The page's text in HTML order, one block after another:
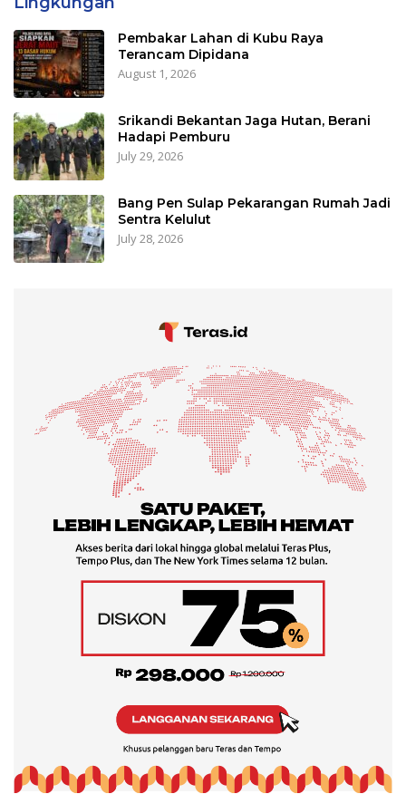
Pembakar Lahan di Kubu Raya
Terancam Dipidana
August 1, 2026
Srikandi Bekantan Jaga Hutan, Berani
Hadapi Pemburu
July 29, 2026
Bang Pen Sulap Pekarangan Rumah Jadi
Sentra Kelulut
July 28, 2026